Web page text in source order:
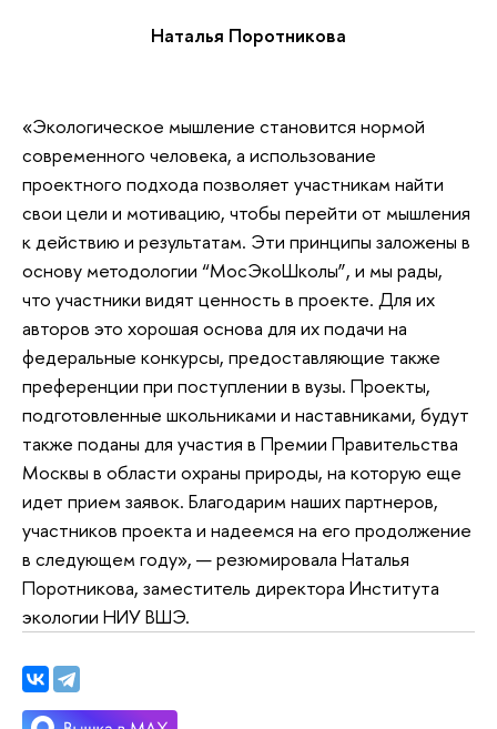
Наталья Поротникова
«Экологическое мышление становится нормой
современного человека, а использование
проектного подхода позволяет участникам найти
свои цели и мотивацию, чтобы перейти от мышления
к действию и результатам. Эти принципы заложены в
основу методологии “МосЭкоШколы”, и мы рады,
что участники видят ценность в проекте. Для их
авторов это хорошая основа для их подачи на
федеральные конкурсы, предоставляющие также
преференции при поступлении в вузы. Проекты,
подготовленные школьниками и наставниками, будут
также поданы для участия в Премии Правительства
Москвы в области охраны природы, на которую еще
идет прием заявок. Благодарим наших партнеров,
участников проекта и надеемся на его продолжение
в следующем году», — резюмировала Наталья
Поротникова, заместитель директора Института
экологии НИУ ВШЭ.